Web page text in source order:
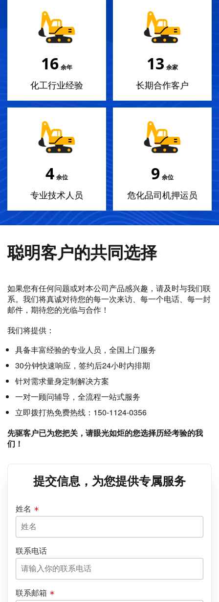
17 余年
化工行业经验
14 余家
长期合作客户
4 余位
专业技术人员
10 余位
危化品司机押运员
聪明客户的共同选择
如果您有任何问题或对本公司产品感兴趣，请及时与我们联
系。我们将真诚对待您的每一次来访、每一个电话、每一封
邮件，期待您的光临与合作！
我们将提供：
具备丰富经验的专业人员，全国上门服务
30分钟快速响应，签约后24小时内排期
针对需求量身定制解决方案
一对一顾问辅导，全流程一站式服务
立即拨打热免费热线：150-1124-0356
先驱客户已为您把关，请眼光如炬的您选择历经考验的我
们！
提交信息，为您提供专属服务
姓名
联系电话
联系邮箱